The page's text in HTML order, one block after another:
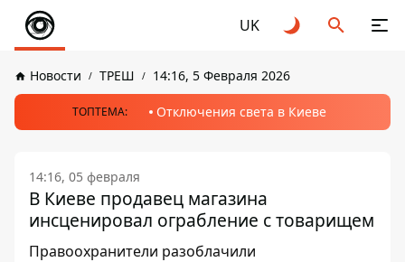
UK
Новости ТРЕШ 14:16, 5 Февраля 2026
ТОПТЕМА: Отключения света в Киеве
14:16, 05 февраля
В Киеве продавец магазина
инсценировал ограбление с товарищем
Правоохранители разоблачили